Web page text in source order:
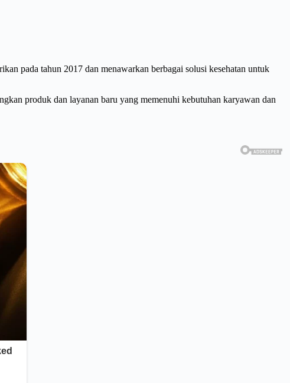
pada tahun 2017 dan menawarkan berbagai solusi kesehatan untuk
produk dan layanan baru yang memenuhi kebutuhan karyawan dan